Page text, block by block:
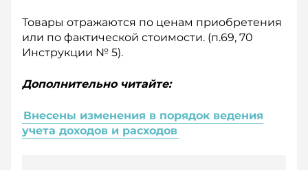
Товары отражаются по ценам приобретения
или по фактической стоимости. (п.69, 70
Инструкции № 5).
Дополнительно читайте:
Внесены изменения в порядок ведения
учета доходов и расходов